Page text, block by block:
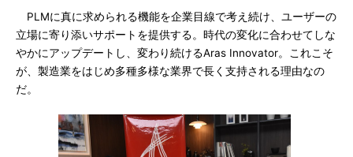
PLMに真に求められる機能を企業目線で考え続け、ユーザーの
立場に寄り添いサポートを提供する。時代の変化に合わせてしな
やかにアップデートし、変わり続けるAras Innovator。これこそ
が、製造業をはじめ多種多様な業界で長く支持される理由なの
だ。